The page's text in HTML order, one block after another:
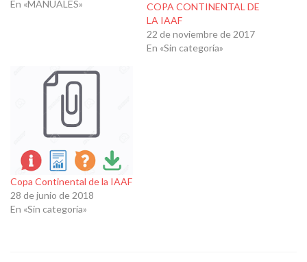
En «MANUALES»
COPA CONTINENTAL DE
LA IAAF
22 de noviembre de 2017
En «Sin categoría»
Copa Continental de la IAAF
28 de junio de 2018
En «Sin categoría»